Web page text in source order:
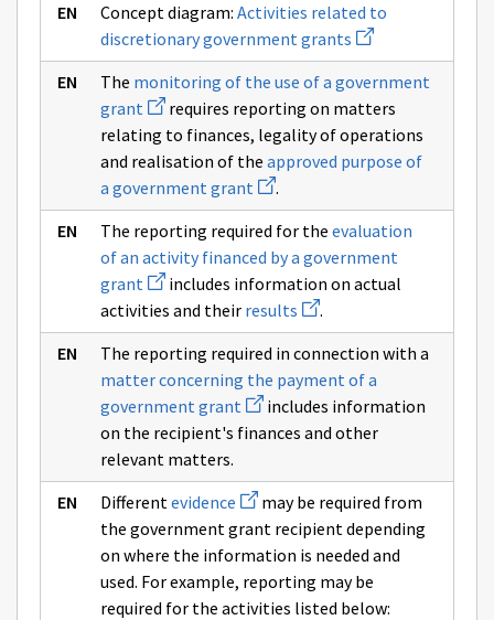
Concept diagram: Activities related to
discretionary government grants Avaa
uuden
ikkunan
sivulle
Activities
related
to
discretionary
government
The monitoring of the use of a government
grant Avaa
uuden
ikkunan
sivulle
monitoring
of
the
use
of
a
government
grant
requires reporting on matters
relating to finances, legality of operations
and realisation of the approved purpose of
a government grant Avaa
uuden
ikkunan
sivulle
approved
purpose
of
a
government
.
The reporting required for the evaluation
of an activity financed by a government
grant Avaa
uuden
ikkunan
sivulle
evaluation
of
an
activity
financed
by
a
government
includes information on actual
activities and their results Avaa
uuden
ikkunan
sivulle
results
.
The reporting required in connection with a
matter concerning the payment of a
government grant Avaa
uuden
ikkunan
concerning
the
payment
of
a
government
grant
includes information
on the recipient's finances and other
relevant matters.
Differentevidence Avaa
uuden
ikkunan
sivulle
evidence
may be required from
the government grant recipient depending
on where the information is needed and
used. For example, reporting may be
required for the activities listed below: